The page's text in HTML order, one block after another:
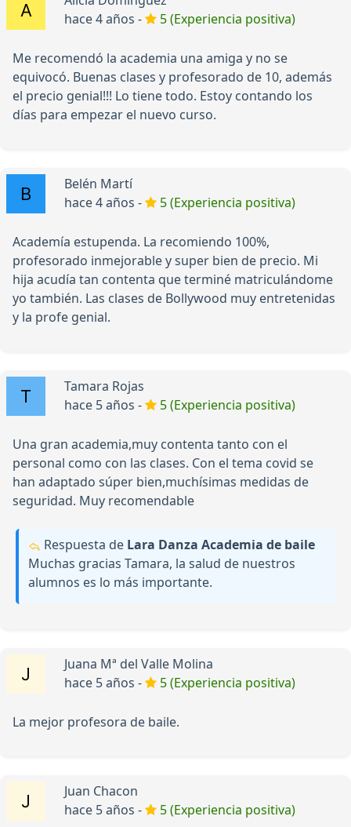
hace 4 años -
5 (Experiencia positiva)
Me recomendó la academia una amiga y no se
equivocó. Buenas clases y profesorado de 10, además
el precio genial!!! Lo tiene todo. Estoy contando los
días para empezar el nuevo curso.
Belén Martí
hace 4 años -
5 (Experiencia positiva)
Academía estupenda. La recomiendo 100%,
profesorado inmejorable y super bien de precio. Mi
hija acudía tan contenta que terminé matriculándome
yo también. Las clases de Bollywood muy entretenidas
y la profe genial.
Tamara Rojas
hace 5 años -
5 (Experiencia positiva)
Una gran academia,muy contenta tanto con el
personal como con las clases. Con el tema covid se
han adaptado súper bien,muchísimas medidas de
seguridad. Muy recomendable
Respuesta de Lara Danza Academia de baile
Muchas gracias Tamara, la salud de nuestros
alumnos es lo más importante.
Juana Mª del Valle Molina
hace 5 años -
5 (Experiencia positiva)
La mejor profesora de baile.
Juan Chacon
hace 5 años -
5 (Experiencia positiva)